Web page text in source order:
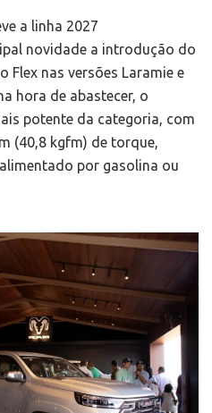
a linha 2027
novidade a introdução do
Flex nas versões Laramie e
hora de abastecer, o
potente da categoria, com
(40,8 kgfm) de torque,
por gasolina ou